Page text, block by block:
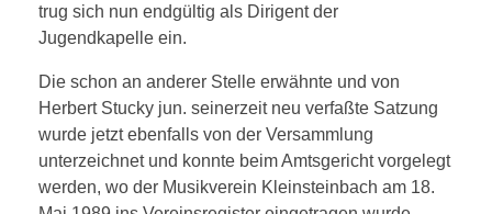
trug sich nun endgültig als Dirigent der
Jugendkapelle ein.
Die schon an anderer Stelle erwähnte und von
Herbert Stucky jun. seinerzeit neu verfaßte Satzung
wurde jetzt ebenfalls von der Versammlung
unterzeichnet und konnte beim Amtsgericht vorgelegt
werden, wo der Musikverein Kleinsteinbach am 18.